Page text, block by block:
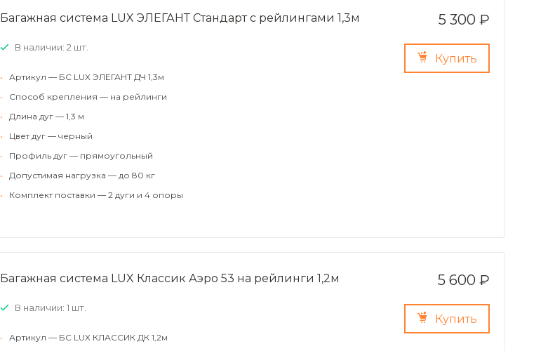
5 300 ₽
Купить
Багажная система LUX ЭЛЕГАНТ Стандарт с рейлингами 1,3м
В наличии: 2 шт.
•
Артикул — БС LUX ЭЛЕГАНТ ДЧ 1,3м
•
Способ крепления — на рейлинги
•
Длина дуг — 1,3 м
•
Цвет дуг — черный
•
Профиль дуг — прямоугольный
•
Допустимая нагрузка — до 80 кг
•
Комплект поставки — 2 дуги и 4 опоры
5 600 ₽
Купить
Багажная система LUX Классик Аэро 53 на рейлинги 1,2м
В наличии: 1 шт.
•
Артикул — БС LUX КЛАССИК ДК 1,2м